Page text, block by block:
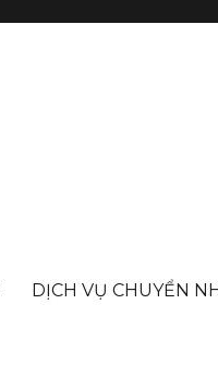
DỊCH VỤ CHUYỂN